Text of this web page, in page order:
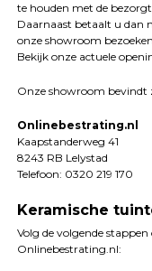
te houden met de
Daarnaast betaalt u dan
onze showroom
Bekijk onze actuele
Onze showroom bevindt
Onlinebestrating.nl
Kaapstanderweg 41
8243 RB Lelystad
Telefoon: 0320 219 170
Keramische
Volg de volgende
Onlinebestrating.nl: